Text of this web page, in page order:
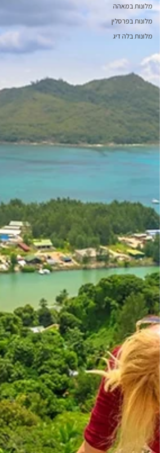
מלונות במאהה
מלונות בפרסלין
מלונות בלה דיג